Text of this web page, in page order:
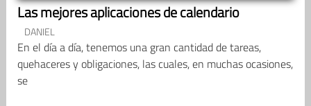
Las mejores aplicaciones de calendario
DANIEL
En el día a día, tenemos una gran cantidad de tareas,
quehaceres y obligaciones, las cuales, en muchas ocasiones,
se